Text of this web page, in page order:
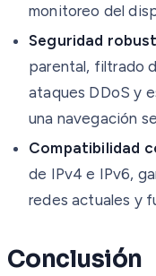
monitoreo del
Seguridad
parental, filtrado
ataques DDoS y
una navegación
Compatibilidad
de IPv4 e IPv6,
redes actuales y
Conclusión